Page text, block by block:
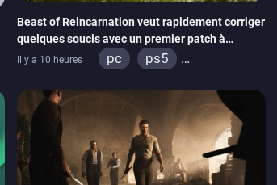
Beast of Reincarnation veut rapidement corriger
quelques soucis avec un premier patch à
paraître bientôt
Il y a 10 heures pc
ps5